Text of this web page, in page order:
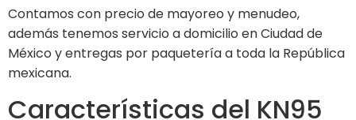
Contamos con precio de mayoreo y menudeo,
además tenemos servicio a domicilio en Ciudad de
México y entregas por paquetería a toda la República
mexicana.
Características del KN95